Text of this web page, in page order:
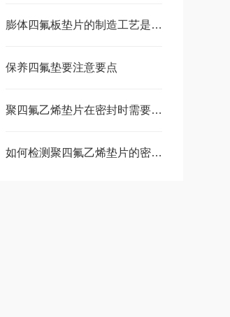
膨体四氟板垫片的制造工艺是怎样的？
保养四氟垫要注意要点
聚四氟乙烯垫片在密封时需要注意的问题有哪些
如何检测聚四氟乙烯垫片的密封性能